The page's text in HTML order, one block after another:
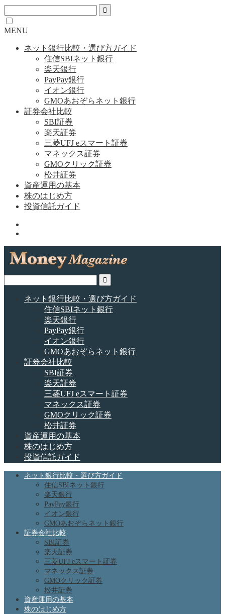
MENU
ネット銀行比較・選び方ガイド
住信SBIネット銀行
楽天銀行
PayPay銀行
イオン銀行
GMOあおぞらネット銀行
証券会社比較
SBI証券
楽天証券
三菱UFJ eスマート証券
マネックス証券
GMOクリック証券
松井証券
資産運用の基本
株のはじめ方
投資信託ガイド
ネット銀行比較・選び方ガイド
住信SBIネット銀行
楽天銀行
PayPay銀行
イオン銀行
GMOあおぞらネット銀行
証券会社比較
SBI証券
楽天証券
三菱UFJ eスマート証券
マネックス証券
GMOクリック証券
松井証券
資産運用の基本
株のはじめ方
投資信託ガイド
ネット銀行比較・選び方ガイド
住信SBIネット銀行
楽天銀行
PayPay銀行
イオン銀行
GMOあおぞらネット銀行
証券会社比較
SBI証券
楽天証券
三菱UFJ eスマート証券
マネックス証券
GMOクリック証券
松井証券
資産運用の基本
株のはじめ方